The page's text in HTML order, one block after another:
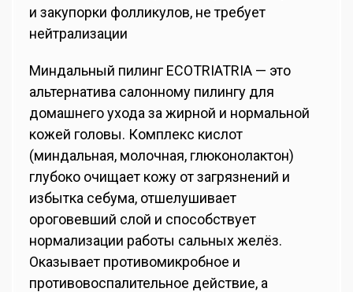
и закупорки фолликулов, не требует
нейтрализации
Миндальный пилинг ECOTRIATRIA — это
альтернатива салонному пилингу для
домашнего ухода за жирной и нормальной
кожей головы. Комплекс кислот
(миндальная, молочная, глюконолактон)
глубоко очищает кожу от загрязнений и
избытка себума, отшелушивает
ороговевший слой и способствует
нормализации работы сальных желёз.
Оказывает противомикробное и
противовоспалительное действие, а